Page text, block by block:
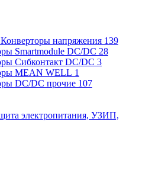
Конверторы напряжения 139
Smartmodule DC/DC 28
Сибконтакт DC/DC 3
MEAN WELL 1
DC/DC прочие 107
электропитания, УЗИП,